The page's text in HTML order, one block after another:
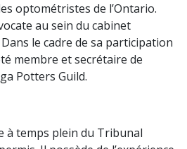
optométristes de l’Ontario.
au sein du cabinet
le cadre de sa participation
membre et secrétaire de
Potters Guild.
à temps plein du Tribunal